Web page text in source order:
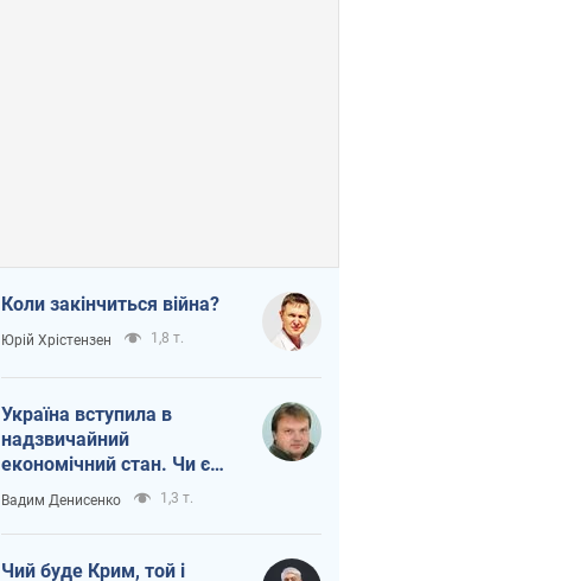
Коли закінчиться війна?
Юрій Хрістензен 1,8 т.
Україна вступила в
надзвичайний
економічний стан. Чи є
світло вкінці тунелю?
Вадим Денисенко 1,3 т.
Чий буде Крим, той і